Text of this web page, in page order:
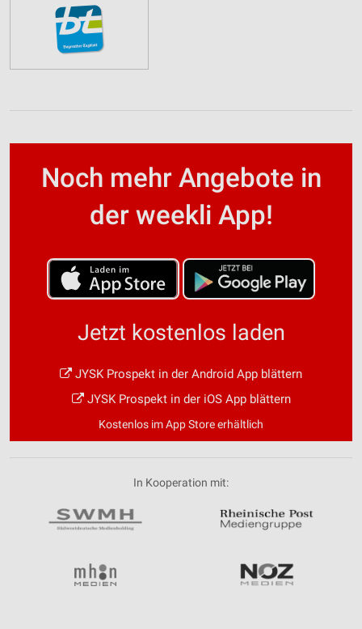
Noch mehr Angebote in
der weekli App!
Jetzt kostenlos laden
JYSK Prospekt in der Android App blättern
JYSK Prospekt in der iOS App blättern
Kostenlos im App Store erhältlich
In Kooperation mit: